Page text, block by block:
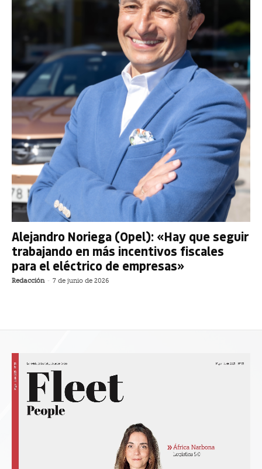
Alejandro Noriega (Opel): «Hay que seguir
trabajando en más incentivos fiscales
para el eléctrico de empresas»
Redacción - 7 de junio de 2026